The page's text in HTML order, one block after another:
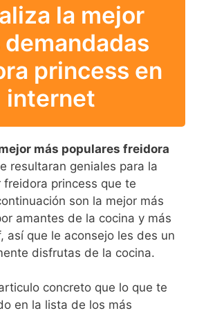
la mejor
demandadas
princess en
internet
más populares freidora
resultaran geniales para la
freidora princess que te
son la mejor más
amantes de la cocina y más
así que le aconsejo les des un
disfrutas de la cocina.
concreto que lo que te
en la lista de los más